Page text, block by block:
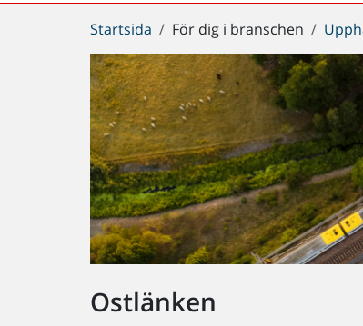
Du
är
här:
Startsida För dig i branschen
Ostlänken